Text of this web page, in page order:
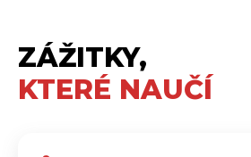
ZÁŽITKY,
KTERÉ NAUČÍ